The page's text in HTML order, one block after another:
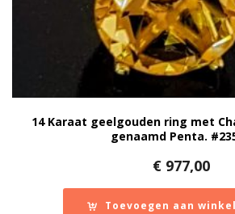
14 Karaat geelgouden ring met
genaamd Penta.
€977,00
Toevoegen aan